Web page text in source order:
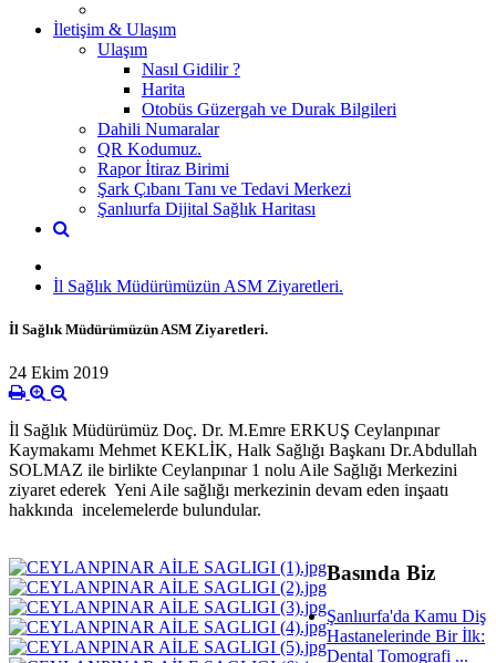
İletişim & Ulaşım
Ulaşım
Nasıl Gidilir ?
Harita
Otobüs Güzergah ve Durak Bilgileri
Dahili Numaralar
QR Kodumuz.
Rapor İtiraz Birimi
Şark Çıbanı Tanı ve Tedavi Merkezi
Şanlıurfa Dijital Sağlık Haritası
İl Sağlık Müdürümüzün ASM Ziyaretleri.
İl Sağlık Müdürümüzün ASM Ziyaretleri.
24 Ekim 2019
İl Sağlık Müdürümüz Doç. Dr. M.Emre ERKUŞ Ceylanpınar
Kaymakamı Mehmet KEKLİK, Halk Sağlığı Başkanı Dr.Abdullah
SOLMAZ ile birlikte Ceylanpınar 1 nolu Aile Sağlığı Merkezini
ziyaret ederek Yeni Aile sağlığı merkezinin devam eden inşaatı
hakkında incelemelerde bulundular.
Basında Biz
Şanlıurfa'da Kamu Diş
Hastanelerinde Bir İlk:
Dental Tomografi ...